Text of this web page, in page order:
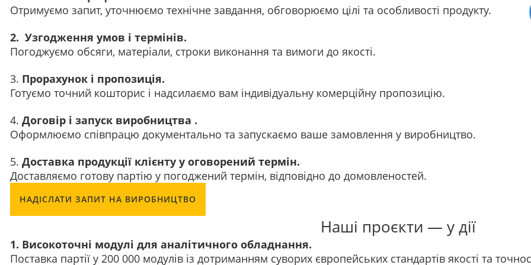
Отримуємо запит, уточнюємо технічне завдання, обговорюємо цілі та особливості продукту.
2. Узгодження умов і термінів.
Погоджуємо обсяги, матеріали, строки виконання та вимоги до якості.
3. Прорахунок і пропозиція.
Готуємо точний кошторис і надсилаємо вам індивідуальну комерційну пропозицію.
4. Договір і запуск виробництва .
Оформлюємо співпрацю документально та запускаємо ваше замовлення у виробництво.
5. Доставка продукції клієнту у оговорений термін.
Доставляємо готову партію у погоджений термін, відповідно до домовленостей.
НАДІСЛАТИ ЗАПИТ НА ВИРОБНИЦТВО
Наші проєкти — у дії
1. Високоточні модулі для аналітичного обладнання.
Поставка партії у 200 000 модулів із дотриманням суворих європейських стандартів якості та